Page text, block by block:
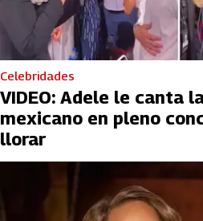
Celebridades
VIDEO: Adele le canta
mexicano en pleno
llorar